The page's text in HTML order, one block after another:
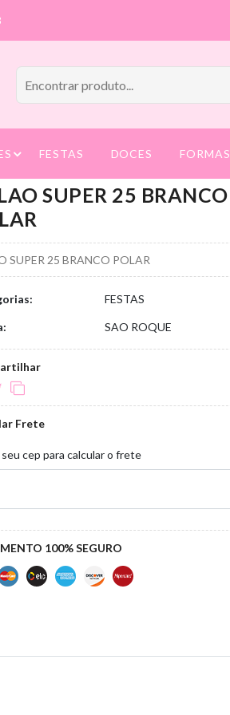
FESTAS DOCES FORMAS
SUPER 25 BRANCO
SUPER 25 BRANCO POLAR
FESTAS
SAO ROQUE
Frete
cep para calcular o frete
100% SEGURO